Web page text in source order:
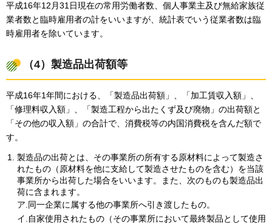
平成16年12月31日現在の常用労働者数、個人事業主及び無給家族従
業者数と臨時雇用者の計をいいますが、統計表でいう従業者数は臨
時雇用者を除いています。
（4）製造品出荷額等
平成16年1年間における、「製造品出荷額」、「加工賃収入額」、
「修理料収入額」、「製造工程から出たくず及び廃物」の出荷額と
「その他の収入額」の合計で、消費税等の内国消費税を含んだ額で
す。
製造品の出荷とは、その事業所の所有する原材料によって製造さ
れたもの（原材料を他に支給して製造させたものを含む）を当該
事業所から出荷した場合をいいます。また、次のものも製造品出
荷に含まれます。
ア.同一企業に属する他の事業所へ引き渡したもの。
イ.自家使用されたもの（その事業所において最終製品として使用